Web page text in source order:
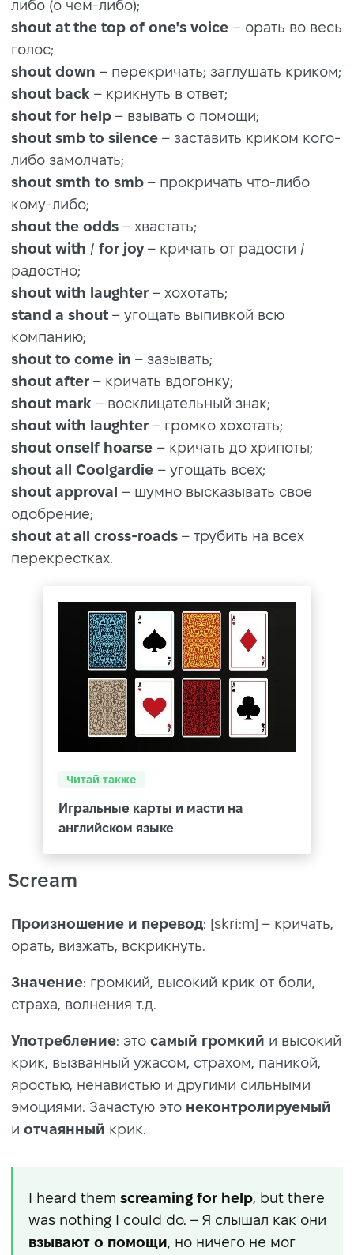
либо (о чем-либо);
shout at the top of one's voice – орать во весь
голос;
shout down – перекричать; заглушать криком;
shout back – крикнуть в ответ;
shout for help – взывать о помощи;
shout smb to silence – заставить криком кого-
либо замолчать;
shout smth to smb – прокричать что-либо
кому-либо;
shout the odds – хвастать;
shout with / for joy – кричать от радости /
радостно;
shout with laughter – хохотать;
stand a shout – угощать выпивкой всю
компанию;
shout to come in – зазывать;
shout after – кричать вдогонку;
shout mark – восклицательный знак;
shout with laughter – громко хохотать;
shout onself hoarse – кричать до хрипоты;
shout all Coolgardie – угощать всех;
shout approval – шумно высказывать свое
одобрение;
shout at all cross-roads – трубить на всех
перекрестках.
Читай также
Игральные карты и масти на
английском языке
Scream
Произношение и перевод: [skri:m] – кричать,
орать, визжать, вскрикнуть.
Значение: громкий, высокий крик от боли,
страха, волнения т.д.
Употребление: это самый громкий и высокий
крик, вызванный ужасом, страхом, паникой,
яростью, ненавистью и другими сильными
эмоциями. Зачастую это неконтролируемый
и отчаянный крик.
I heard them screaming for help, but there
was nothing I could do. – Я слышал как они
взывают о помощи, но ничего не мог